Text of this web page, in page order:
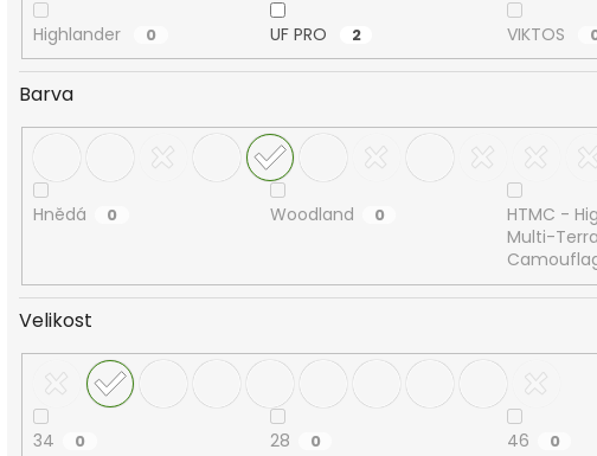
Highlander 0 UF PRO 2 VIKTOS
Barva
Hnědá 0 Woodland 0
HTMC -
Multi-
Velikost
34 0 28 0 46 0